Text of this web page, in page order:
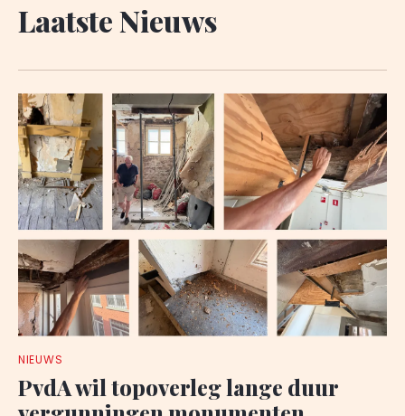
Laatste Nieuws
NIEUWS
PvdA wil topoverleg lange duur